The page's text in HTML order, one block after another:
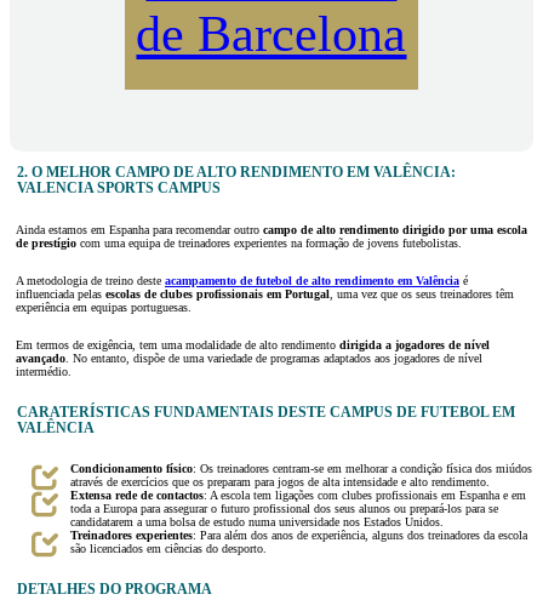
de Barcelona
2. O MELHOR CAMPO DE ALTO RENDIMENTO EM VALÊNCIA:
VALENCIA SPORTS CAMPUS
Ainda estamos em Espanha para recomendar outro campo de alto rendimento dirigido por uma escola
de prestígio com uma equipa de treinadores experientes na formação de jovens futebolistas.
A metodologia de treino deste acampamento de futebol de alto rendimento em Valência é
influenciada pelas escolas de clubes profissionais em Portugal , uma vez que os seus treinadores têm
experiência em equipas portuguesas.
Em termos de exigência, tem uma modalidade de alto rendimento dirigida a jogadores de nível
avançado . No entanto, dispõe de uma variedade de programas adaptados aos jogadores de nível
intermédio.
CARATERÍSTICAS FUNDAMENTAIS DESTE CAMPUS DE FUTEBOL EM
VALÊNCIA
Condicionamento físico: Os treinadores centram-se em melhorar a condição física dos miúdos
através de exercícios que os preparam para jogos de alta intensidade e alto rendimento.
Extensa rede de contactos: A escola tem ligações com clubes profissionais em Espanha e em
toda a Europa para assegurar o futuro profissional dos seus alunos ou prepará-los para se
candidatarem a uma bolsa de estudo numa universidade nos Estados Unidos.
Treinadores experientes: Para além dos anos de experiência, alguns dos treinadores da escola
são licenciados em ciências do desporto.
DETALHES DO PROGRAMA